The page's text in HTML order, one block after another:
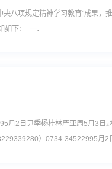
八项规定精神学习教育”成果，
如下： 一、...
月2日尹季杨桂林严亚周5月3日
）0734-34522995月2